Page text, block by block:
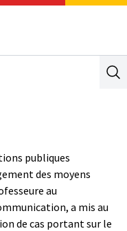
publiques
des moyens
au
a mis au
de cas portant sur le